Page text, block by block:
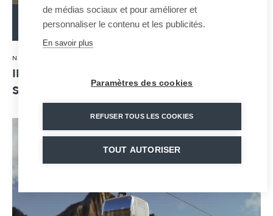
LEER EL ARTÍCULO
NOTAS DE PRENSA
SYMBOL OF THE CITY IS BACK !
de médias sociaux et pour améliorer et
personnaliser le contenu et les publicités.
En savoir plus
Paramètres des cookies
REFUSER TOUS LES COOKIES
TOUT AUTORISER